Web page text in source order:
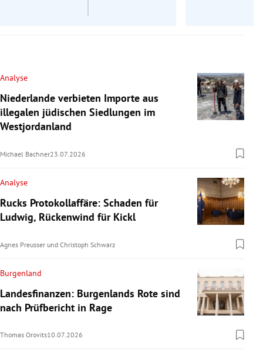
Analyse
Niederlande verbieten Importe aus
illegalen jüdischen Siedlungen im
Westjordanland
Michael Bachner23.07.2026
Analyse
Rucks Protokollaffäre: Schaden für
Ludwig, Rückenwind für Kickl
Agnes Preusser und Christoph Schwarz
Burgenland
Landesfinanzen: Burgenlands Rote sind
nach Prüfbericht in Rage
Thomas Orovits10.07.2026